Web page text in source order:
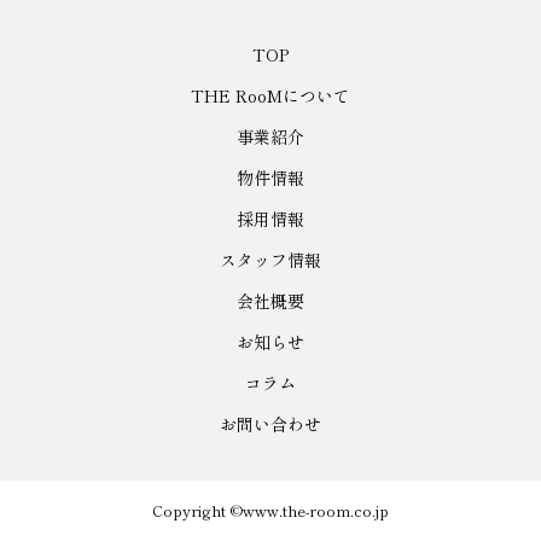
TOP
THE RooMについて
事業紹介
物件情報
採用情報
スタッフ情報
会社概要
お知らせ
コラム
お問い合わせ
Copyright ©www.the-room.co.jp